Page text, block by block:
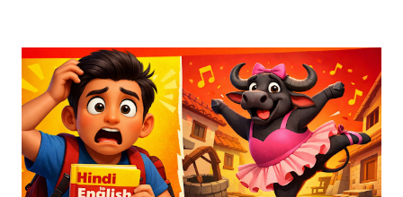
Explore our Best Hindi Poetry Collection for more Veer
Ras Kavitayein. तलवार, धनुष और पैदल सैनिक कुरुक्षेत्र में खड़े हुए, रक्त
पिपासु महारथी इक दूजे सम्मुख अड़े हुए | कई लाख सेना के सम्मुख पांडव पाँच बिचारे
थे, एक तरफ थे योद्धा सब, एक तरफ समय के मारे थे | महा-समर की प्रतिक्षा में सारे
ताक रहे थे जी, और पार्थ के रथ को केशव स्वयं हाँक रहे थे जी || रणभूमि के सभी
नजारे देखन में कुछ खास लगे, माधव ने अर्जुन को देखा, अर्जुन उन्हें उदास लगे | ...